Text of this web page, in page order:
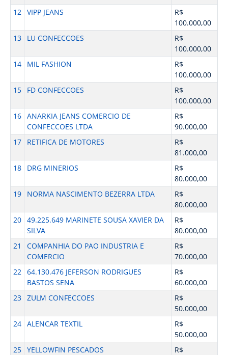
12 VIPP JEANS
R$
100.000,00
13
LU CONFECCOES
R$
100.000,00
14
MIL FASHION
R$
100.000,00
15
FD CONFECCOES
R$
100.000,00
16 ANARKIA JEANS COMERCIO DE
CONFECCOES LTDA
R$
90.000,00
17
RETIFICA DE MOTORES
R$
81.000,00
18
DRG MINERIOS
R$
80.000,00
19
NORMA NASCIMENTO BEZERRA LTDA
R$
80.000,00
20 49.225.649 MARINETE SOUSA XAVIER DA
SILVA
R$
80.000,00
21
COMPANHIA DO PAO INDUSTRIA E
COMERCIO
R$
70.000,00
22 64.130.476 JEFERSON RODRIGUES
BASTOS SENA
R$
60.000,00
23 ZULM CONFECCOES
R$
50.000,00
24 ALENCAR TEXTIL
R$
50.000,00
25 YELLOWFIN PESCADOS
R$